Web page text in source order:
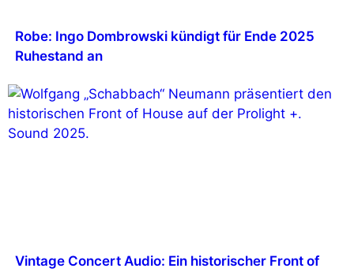
Robe: Ingo Dombrowski kündigt für Ende 2025
Ruhestand an
Vintage Concert Audio: Ein historischer Front of